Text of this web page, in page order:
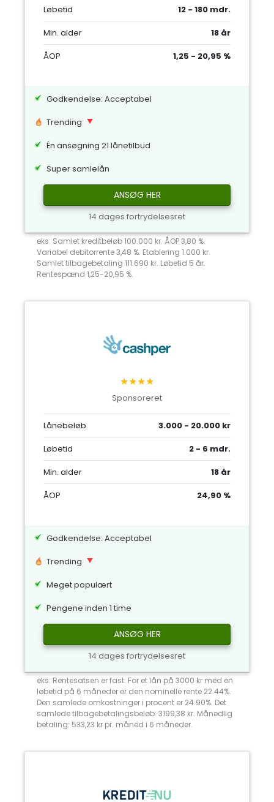
Løbetid
12 - 180 mdr.
Min. alder
18 år
ÅOP
1,25 - 20,95 %
Godkendelse: Acceptabel
Trending
Én ansøgning 21 lånetilbud
Super samlelån
ANSØG HER
14 dages fortrydelsesret
eks: Samlet kreditbeløb 100.000 kr. ÅOP 3,80 %.
Variabel debitorrente 3,48 %. Etablering 1.000 kr.
Samlet tilbagebetaling 111.690 kr. Løbetid 5 år.
Rentespænd 1,25-20,95 %.
★★★★
Sponsoreret
Lånebeløb
3.000 - 20.000 kr
Løbetid
2 - 6 mdr.
Min. alder
18 år
ÅOP
24,90 %
Godkendelse: Acceptabel
Trending
Meget populært
Pengene inden 1 time
ANSØG HER
14 dages fortrydelsesret
eks: Rentesatsen er fast. For et lån på 3000 kr med en
løbetid på 6 måneder er den nominelle rente 22.44%.
Den samlede omkostninger i procent er 24.90%. Det
samlede tilbagebetalingsbeløb: 3199,38 kr. Månedlig
betaling: 533,23 kr pr. måned i 6 måneder.